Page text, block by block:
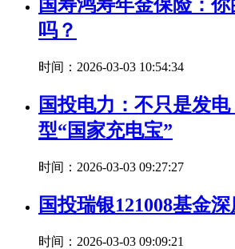
国寿鸿寿年金保险：
吗？
时间：2026-03-03 10:54:34
国投电力：不只是发
型“国家充电宝”
时间：2026-03-03 09:27:27
国投瑞银121008基金
时间：2026-03-03 09:09:21